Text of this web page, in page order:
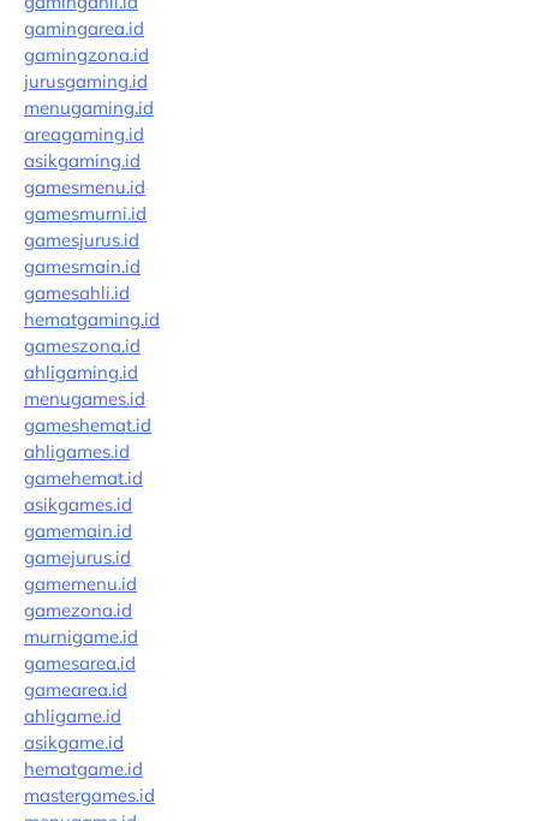
gamingarea.id
gamingzona.id
jurusgaming.id
menugaming.id
areagaming.id
asikgaming.id
gamesmenu.id
gamesmurni.id
gamesjurus.id
gamesmain.id
gamesahli.id
hematgaming.id
gameszona.id
ahligaming.id
menugames.id
gameshemat.id
ahligames.id
gamehemat.id
asikgames.id
gamemain.id
gamejurus.id
gamemenu.id
gamezona.id
murnigame.id
gamesarea.id
gamearea.id
ahligame.id
asikgame.id
hematgame.id
mastergames.id